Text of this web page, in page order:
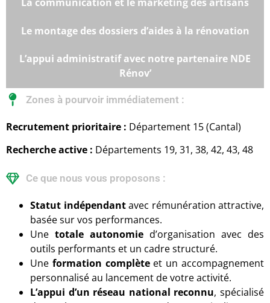
La communication et le marketing des artisans
Le montage des dossiers d’aides à la rénovation
L’appui administratif avec notre partenaire NDE
Rénov’
Zones à pourvoir immédiatement :
Recrutement prioritaire : Département 15 (Cantal)
Recherche active : Départements 19, 31, 38, 42, 43, 48
Ce que nous vous proposons :
Statut indépendantavec rémunération attractive,
basée sur vos performances.
Une totale autonomie d’organisation avec des
outils performants et un cadre structuré.
Une formation complèteet un accompagnement
personnalisé au lancement de votre activité.
L’appui d’un réseau national reconnu, spécialisé